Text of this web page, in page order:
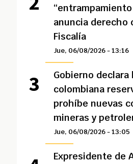
anuncia derecho
Fiscalía
Jue, 06/08/2026 - 13:16
Gobierno declara
colombiana
prohíbe nuevas
mineras y
Jue, 06/08/2026 - 13:05
Expresidente de